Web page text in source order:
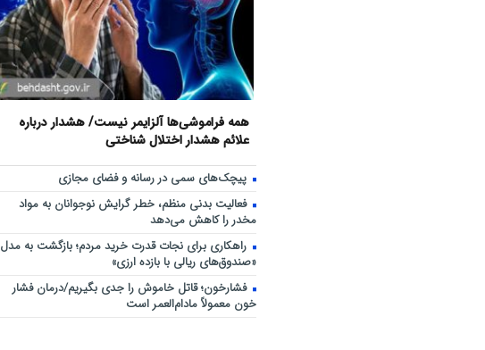
همه فراموشی‌ها آلزایمر نیست/ هشدار درباره
علائم هشدار اختلال شناختی
پیچک‌های سمی در رسانه و فضای مجازی
فعالیت بدنی منظم، خطر گرایش نوجوانان به مواد
مخدر را کاهش می‌دهد
راهکاری برای نجات قدرت خرید مردم؛ بازگشت به مدل
«صندوق‌های ریالی با بازده ارزی»
فشارخون؛ قاتل خاموش را جدی بگیریم/درمان فشار
خون معمولاً مادام‌العمر است